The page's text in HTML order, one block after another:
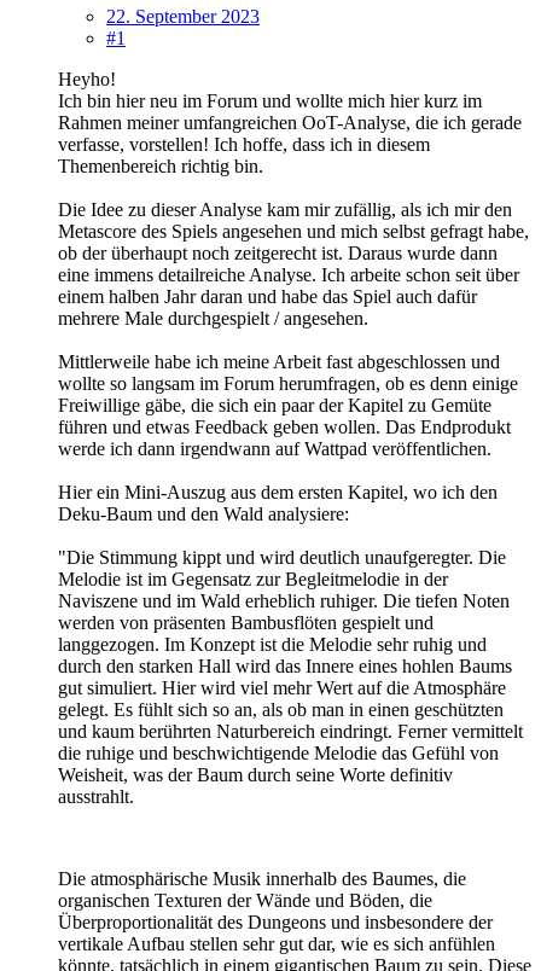
22. September 2023
#1
Heyho!
Ich bin hier neu im Forum und wollte mich hier kurz im
Rahmen meiner umfangreichen OoT-Analyse, die ich gerade
verfasse, vorstellen! Ich hoffe, dass ich in diesem
Themenbereich richtig bin.
Die Idee zu dieser Analyse kam mir zufällig, als ich mir den
Metascore des Spiels angesehen und mich selbst gefragt habe,
ob der überhaupt noch zeitgerecht ist. Daraus wurde dann
eine immens detailreiche Analyse. Ich arbeite schon seit über
einem halben Jahr daran und habe das Spiel auch dafür
mehrere Male durchgespielt / angesehen.
Mittlerweile habe ich meine Arbeit fast abgeschlossen und
wollte so langsam im Forum herumfragen, ob es denn einige
Freiwillige gäbe, die sich ein paar der Kapitel zu Gemüte
führen und etwas Feedback geben wollen. Das Endprodukt
werde ich dann irgendwann auf Wattpad veröffentlichen.
Hier ein Mini-Auszug aus dem ersten Kapitel, wo ich den
Deku-Baum und den Wald analysiere:
"Die Stimmung kippt und wird deutlich unaufgeregter. Die
Melodie ist im Gegensatz zur Begleitmelodie in der
Naviszene und im Wald erheblich ruhiger. Die tiefen Noten
werden von präsenten Bambusflöten gespielt und
langgezogen. Im Konzept ist die Melodie sehr ruhig und
durch den starken Hall wird das Innere eines hohlen Baums
gut simuliert. Hier wird viel mehr Wert auf die Atmosphäre
gelegt. Es fühlt sich so an, als ob man in einen geschützten
und kaum berührten Naturbereich eindringt. Ferner vermittelt
die ruhige und beschwichtigende Melodie das Gefühl von
Weisheit, was der Baum durch seine Worte definitiv
ausstrahlt.
Die atmosphärische Musik innerhalb des Baumes, die
organischen Texturen der Wände und Böden, die
Überproportionalität des Dungeons und insbesondere der
vertikale Aufbau stellen sehr gut dar, wie es sich anfühlen
könnte, tatsächlich in einem gigantischen Baum zu sein. Diese